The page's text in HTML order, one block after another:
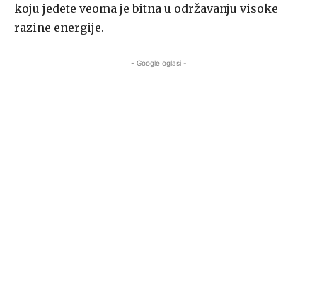
koju jedete veoma je bitna u održavanju visoke
razine energije.
- Google oglasi -